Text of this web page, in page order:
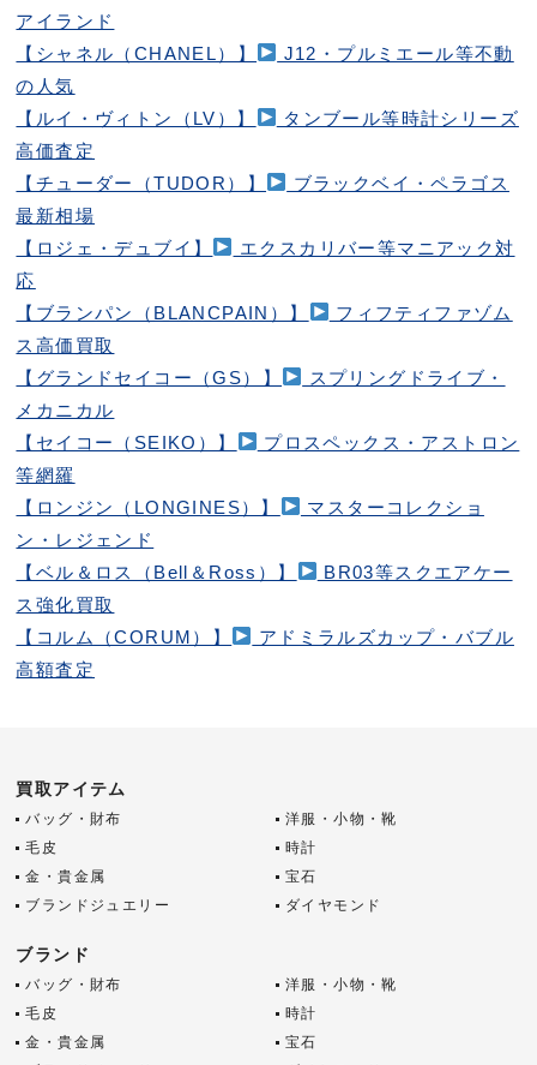
アイランド
【シャネル（CHANEL）】
J12・プルミエール等不動
の人気
【ルイ・ヴィトン（LV）】
タンブール等時計シリーズ
高価査定
【チューダー（TUDOR）】
ブラックベイ・ペラゴス
最新相場
【ロジェ・デュブイ】
エクスカリバー等マニアック対
応
【ブランパン（BLANCPAIN）】
フィフティファゾム
ス高価買取
【グランドセイコー（GS）】
スプリングドライブ・
メカニカル
【セイコー（SEIKO）】
プロスペックス・アストロン
等網羅
【ロンジン（LONGINES）】
マスターコレクショ
ン・レジェンド
【ベル＆ロス（Bell＆Ross）】
BR03等スクエアケー
ス強化買取
【コルム（CORUM）】
アドミラルズカップ・バブル
高額査定
買取アイテム
バッグ・財布
洋服・小物・靴
毛皮
時計
金・貴金属
宝石
ブランドジュエリー
ダイヤモンド
ブランド
バッグ・財布
洋服・小物・靴
毛皮
時計
金・貴金属
宝石